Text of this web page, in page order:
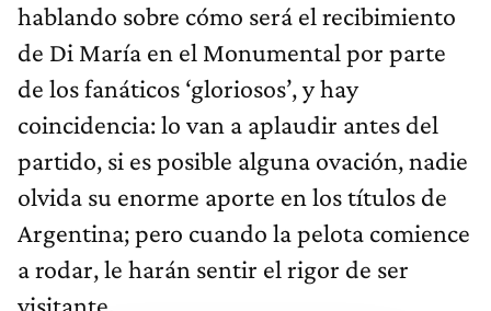
hablando sobre cómo será el recibimiento
de Di María en el Monumental por parte
de los fanáticos ‘gloriosos’, y hay
coincidencia: lo van a aplaudir antes del
partido, si es posible alguna ovación, nadie
olvida su enorme aporte en los títulos de
Argentina; pero cuando la pelota comience
a rodar, le harán sentir el rigor de ser